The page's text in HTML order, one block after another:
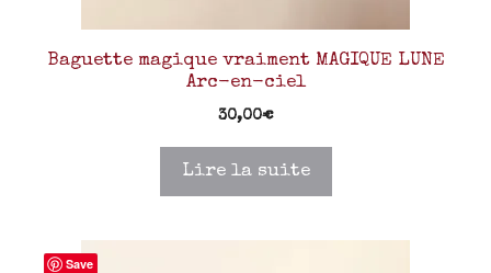
Baguette magique vraiment MAGIQUE LUNE
Arc-en-ciel
30,00€
Lire la suite
Save